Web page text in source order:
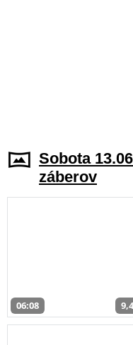
Sobota
záberov
06:08